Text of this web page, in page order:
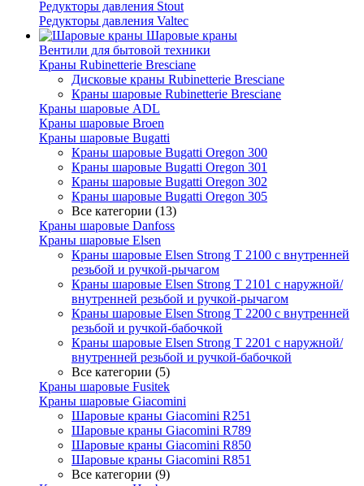
Редукторы давления Stout
Редукторы давления Valtec
Шаровые краны
Вентили для бытовой техники
Краны Rubinetterie Bresciane
Дисковые краны Rubinetterie Bresciane
Краны шаровые Rubinetterie Bresciane
Краны шаровые ADL
Краны шаровые Broen
Краны шаровые Bugatti
Краны шаровые Bugatti Oregon 300
Краны шаровые Bugatti Oregon 301
Краны шаровые Bugatti Oregon 302
Краны шаровые Bugatti Oregon 305
Все категории (13)
Краны шаровые Danfoss
Краны шаровые Elsen
Краны шаровые Elsen Strong T 2100 с внутренней
резьбой и ручкой-рычагом
Краны шаровые Elsen Strong T 2101 с наружной/
внутренней резьбой и ручкой-рычагом
Краны шаровые Elsen Strong T 2200 с внутренней
резьбой и ручкой-бабочкой
Краны шаровые Elsen Strong T 2201 с наружной/
внутренней резьбой и ручкой-бабочкой
Все категории (5)
Краны шаровые Fusitek
Краны шаровые Giacomini
Шаровые краны Giacomini R251
Шаровые краны Giacomini R789
Шаровые краны Giacomini R850
Шаровые краны Giacomini R851
Все категории (9)